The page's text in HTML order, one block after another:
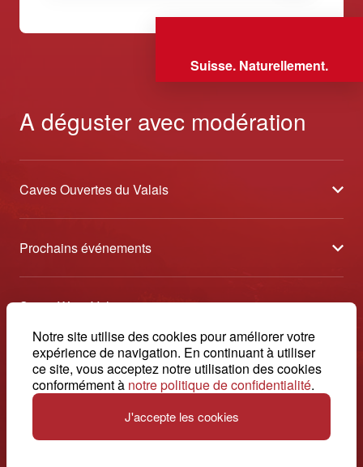
Notre site utilise des cookies pour améliorer votre
expérience de navigation. En continuant à utiliser
ce site, vous acceptez notre utilisation des cookies
conformément à notre politique de confidentialité.
J'accepte les cookies
Suisse. Naturellement.
A déguster avec modération
Caves Ouvertes du Valais
À propos
Partenaires
Prochains événements
Tavolata des Vins du Valais
Etoiles des Vins du Valais
Swiss Wine Valais
Avenue de la Gare 2 - CP 144 - 1964 Conthey
+41 27 345 40 80
info@swisswinevalais.ch
© 2026, Swiss Wine Valais
Impressum
français